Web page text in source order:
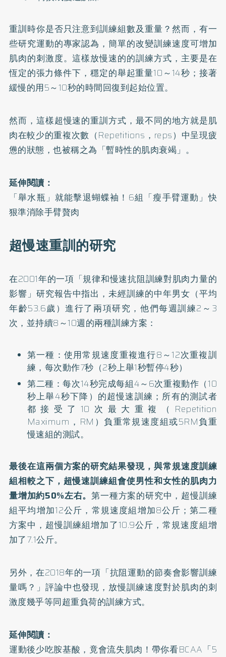
重訓時你是否只注意到訓練組數及重量？然而，有一
些研究運動的專家認為，簡單的改變訓練速度可增加
肌肉的刺激度。這樣放慢速的的訓練方式，主要是在
恆定的張力條件下，穩定的舉起重量10～14秒；接著
緩慢的用5～10秒的時間回復到起始位置。
然而，這樣超慢速的重訓方式，最不同的地方就是肌
肉在較少的重複次數（Repetitions，reps）中呈現疲
憊的狀態，也被稱之為「暫時性的肌肉衰竭」。
延伸閱讀：
「舉水瓶」就能擊退蝴蝶袖！6組「瘦手臂運動」快
狠準消除手臂贅肉
超慢速重訓的研究
在2001年的一項「規律和慢速抗阻訓練對肌肉力量的
影響 」研究報告中指出，未經訓練的中年男女（平均
年齡53.6歲）進行了兩項研究，他們每週訓練2～3
次，並持續8～10週的兩種訓練方案：
第一種：使用常規速度重複進行8～12次重複訓
練，每次動作7秒（2秒上舉1秒暫停4秒）
第二種：每次14秒完成每組4～6次重複動作（10
秒上舉4秒下降）的超慢速訓練；所有的測試者
都接受了10次最大重複（Repetition
Maximum，RM）負重常規速度組或5RM負重
慢速組的測試。
最後在這兩個方案的研究結果發現，與常規速度訓練
組相較之下，超慢速訓練組會使男性和女性的肌肉力
量增加約50%左右。第一種方案的研究中，超慢訓練
組平均增加12公斤，常規速度組增加8公斤；第二種
方案中，超慢訓練組增加了10.9公斤，常規速度組增
加了7.1公斤。
另外，在2018年的一項「抗阻運動的節奏會影響訓練
量嗎？ 」評論中也發現，放慢訓練速度對於肌肉的刺
激度幾乎等同超重負荷的訓練方式。
延伸閱讀：
運動後少吃胺基酸，竟會流失肌肉！帶你看BCAA「5